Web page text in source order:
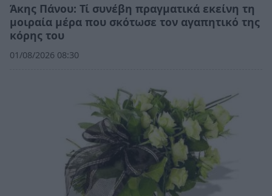
Άκης Πάνου: Τί συνέβη πραγματικά εκείνη τη
μοιραία μέρα που σκότωσε τον αγαπητικό της
κόρης του
01/08/2026 08:30